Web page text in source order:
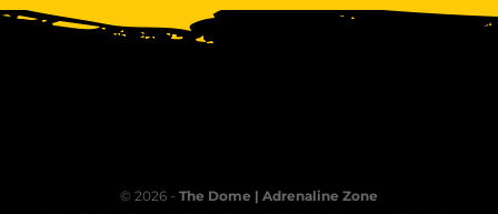
© 2026 - The Dome | Adrenaline Zone